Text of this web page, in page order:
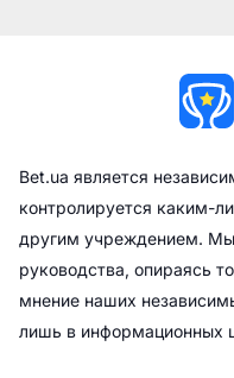
Bet.ua является
контролируется каким-
другим учреждением.
руководства, опираясь
мнение наших
лишь в информационных